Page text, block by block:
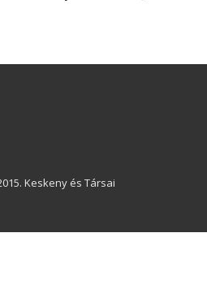
Keskeny és Társai